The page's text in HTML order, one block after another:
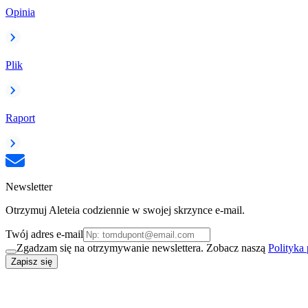
Opinia
Plik
Raport
Newsletter
Otrzymuj Aleteia codziennie w swojej skrzynce e-mail.
Twój adres e-mail
Zgadzam się na otrzymywanie newslettera. Zobacz naszą Polityka
Zapisz się